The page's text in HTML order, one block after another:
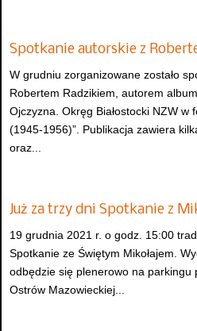
Spotkanie autorskie z
W grudniu zorganizowane zostało
Robertem Radzikiem, autorem
Ojczyzna. Okręg Białostocki NZW w
(1945-1956)”. Publikacja zawiera
oraz...
Już za trzy dni Spotkanie z
19 grudnia 2021 r. o godz. 15:00
Spotkanie ze Świętym Mikołajem.
odbędzie się plenerowo na parkingu
Ostrów Mazowieckiej...